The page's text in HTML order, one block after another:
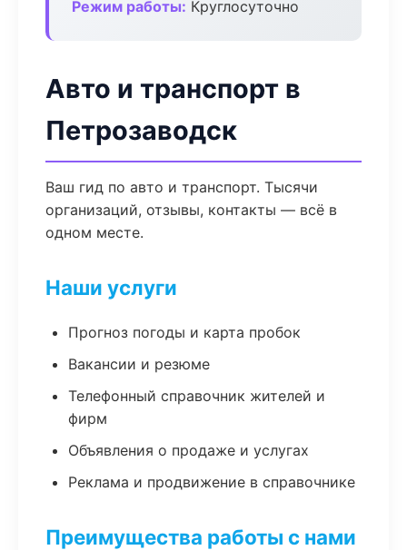
Режим работы: Круглосуточно
Авто и транспорт в
Петрозаводск
Ваш гид по авто и транспорт. Тысячи
организаций, отзывы, контакты — всё в
одном месте.
Наши услуги
Прогноз погоды и карта пробок
Вакансии и резюме
Телефонный справочник жителей и
фирм
Объявления о продаже и услугах
Реклама и продвижение в справочнике
Преимущества работы с нами